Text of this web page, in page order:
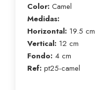
Color: Camel
Medidas:
Horizontal: 19.5 cm
Vertical: 12 cm
Fondo: 4 cm
Ref: pt25-camel